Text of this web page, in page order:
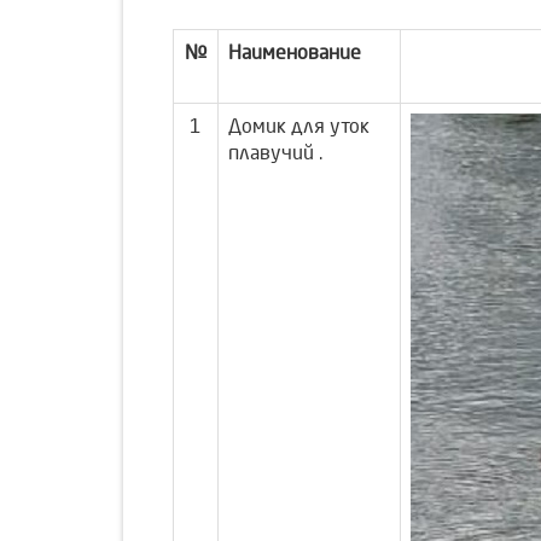
№ Наименование
1
Домик для уток
плавучий .